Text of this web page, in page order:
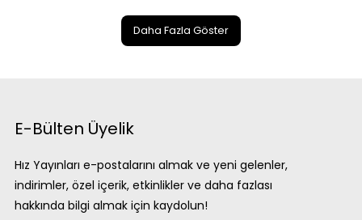
Daha Fazla Göster
E-Bülten Üyelik
Hız Yayınları e-postalarını almak ve yeni gelenler,
indirimler, özel içerik, etkinlikler ve daha fazlası
hakkında bilgi almak için kaydolun!